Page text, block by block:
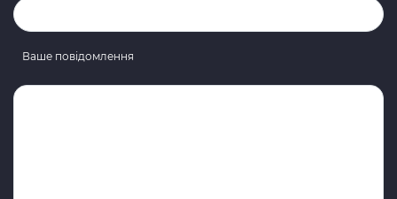
Ваше повідомлення